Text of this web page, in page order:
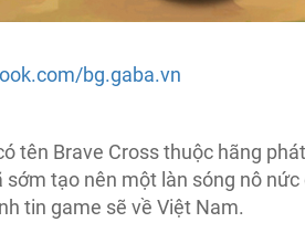
bg.gaba.vn
tên Brave Cross thuộc hãng
sớm tạo nên một làn sóng nô
tin game sẽ về Việt Nam.